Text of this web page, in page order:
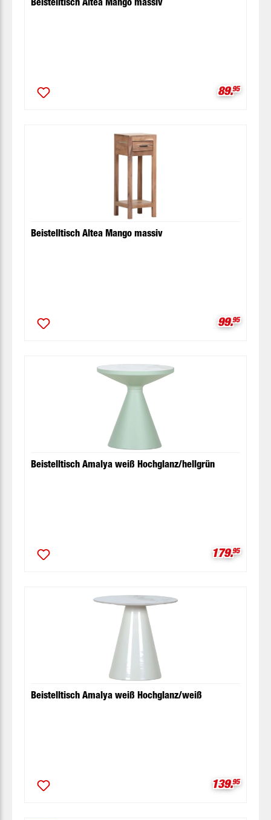
89.95
Beistelltisch Altea Mango massiv
99.95
Beistelltisch Amalya weiß Hochglanz/hellgrün
179.95
Beistelltisch Amalya weiß Hochglanz/weiß
139.95